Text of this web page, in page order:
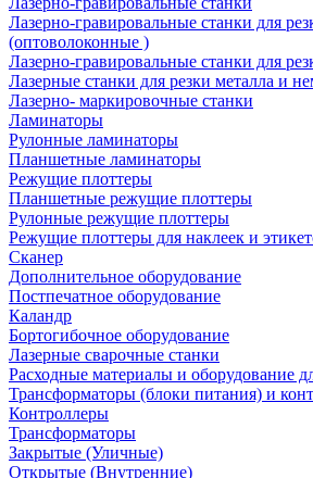
Лазерно-гравировальные станки для
(оптоволоконные )
Лазерно-гравировальные станки для
Лазерные станки для резки металла и
Лазерно- маркировочные станки
Ламинаторы
Рулонные ламинаторы
Планшетные ламинаторы
Режущие плоттеры
Планшетные режущие плоттеры
Рулонные режущие плоттеры
Режущие плоттеры для наклеек и
Сканер
Дополнительное оборудование
Постпечатное оборудование
Каландр
Бортогибочное оборудование
Лазерные сварочные станки
Расходные материалы и оборудование
Трансформаторы (блоки питания) и
Контроллеры
Трансформаторы
Закрытые (Уличные)
Открытые (Внутренние)